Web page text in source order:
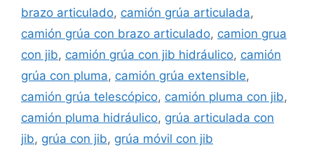
brazo articulado, camión grúa articulada,
camión grúa con brazo articulado, camion grua
con jib, camión grúa con jib hidráulico, camión
grúa con pluma, camión grúa extensible,
camión grúa telescópico, camión pluma con jib,
camión pluma hidráulico, grúa articulada con
jib, grúa con jib, grúa móvil con jib